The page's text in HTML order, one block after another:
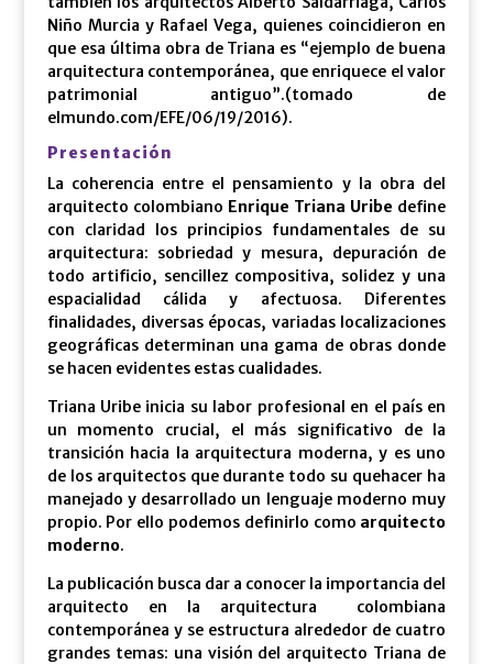
Niño Murcia y Rafael Vega, quienes coincidieron en
que esa última obra de Triana es “ejemplo de buena
arquitectura contemporánea, que enriquece el valor
patrimonial antiguo”.(tomado de
elmundo.com/EFE/06/19/2016).
Presentación
La coherencia entre el pensamiento y la obra del
arquitecto colombiano Enrique Triana Uribe define
con claridad los principios fundamentales de su
arquitectura: sobriedad y mesura, depuración de
todo artificio, sencillez compositiva, solidez y una
espacialidad cálida y afectuosa. Diferentes
finalidades, diversas épocas, variadas localizaciones
geográficas determinan una gama de obras donde
se hacen evidentes estas cualidades.
Triana Uribe inicia su labor profesional en el país en
un momento crucial, el más significativo de la
transición hacia la arquitectura moderna, y es uno
de los arquitectos que durante todo su quehacer ha
manejado y desarrollado un lenguaje moderno muy
propio. Por ello podemos definirlo como arquitecto
moderno.
La publicación busca dar a conocer la importancia del
arquitecto en la arquitectura colombiana
contemporánea y se estructura alrededor de cuatro
grandes temas: una visión del arquitecto Triana de